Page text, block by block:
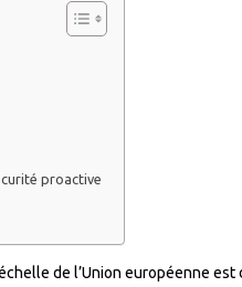
proactive
de l’Union européenne est